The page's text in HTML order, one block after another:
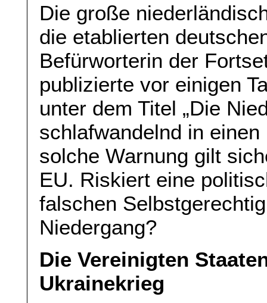
Die große
die etablierten
Befürworterin der
publizierte vor einigen
unter dem Titel „Die
schlafwandelnd in
solche Warnung gilt
EU. Riskiert eine
falschen
Niedergang?
Die Vereinigten
Ukrainekrieg